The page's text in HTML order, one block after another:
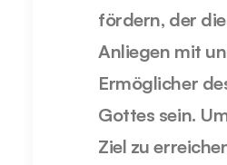
fördern, der
Anliegen mit
Ermöglicher
Gottes sein.
Ziel zu